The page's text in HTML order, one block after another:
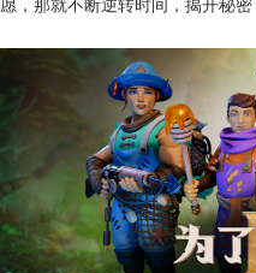
愿，那就不断逆转时间，揭开秘密